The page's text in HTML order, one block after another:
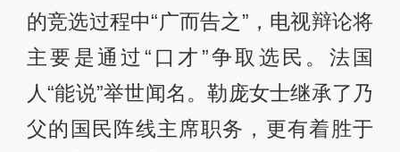
的竞选过程中“广而告之”，电视辩论将
主要是通过“口才”争取选民。法国
人“能说”举世闻名。勒庞女士继承了乃
父的国民阵线主席职务，更有着胜于